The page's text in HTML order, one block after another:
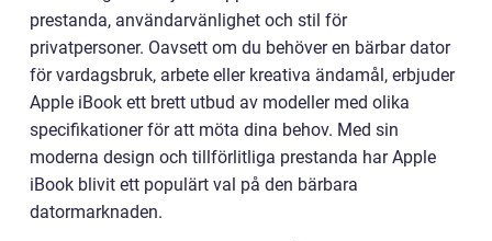
prestanda, användarvänlighet och stil för
privatpersoner. Oavsett om du behöver en bärbar dator
för vardagsbruk, arbete eller kreativa ändamål, erbjuder
Apple iBook ett brett utbud av modeller med olika
specifikationer för att möta dina behov. Med sin
moderna design och tillförlitliga prestanda har Apple
iBook blivit ett populärt val på den bärbara
datormarknaden.